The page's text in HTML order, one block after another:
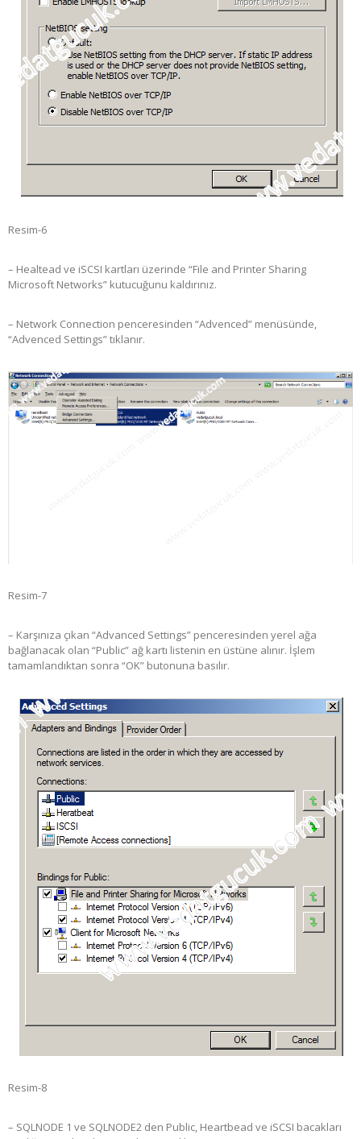
Resim-6
– Healtead ve iSCSI kartları üzerinde “File and Printer Sharing
Microsoft Networks” kutucuğunu kaldırınız.
– Network Connection penceresinden “Advenced” menüsünde,
“Advenced Settings” tıklanır.
Resim-7
– Karşınıza çıkan “Advanced Settings” penceresinden yerel ağa
bağlanacak olan “Public” ağ kartı listenin en üstüne alınır. İşlem
tamamlandıktan sonra “OK” butonuna basılır.
Resim-8
– SQLNODE 1 ve SQLNODE2 den Public, Heartbead ve iSCSI bacakları